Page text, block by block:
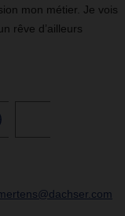
mon métier. Je vois
rêve d’ailleurs